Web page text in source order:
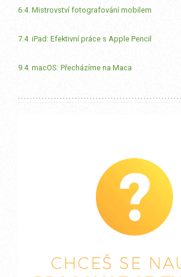
6.4. Mistrovství fotografování mobilem
7.4. iPad: Efektivní práce s Apple Pencil
9.4. macOS: Přecházíme na Maca